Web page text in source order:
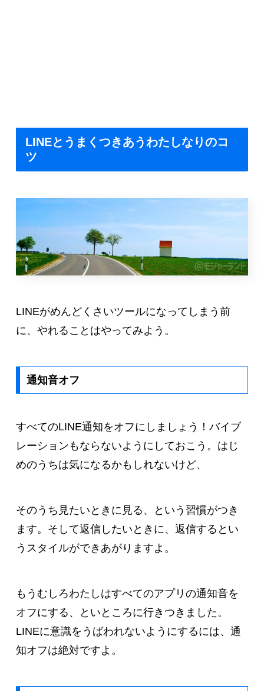
LINEとうまくつきあうわたしなりのコ
ツ
LINEがめんどくさいツールになってしまう前
に、やれることはやってみよう。
通知音オフ
すべてのLINE通知をオフにしましょう！バイブ
レーションもならないようにしておこう。はじ
めのうちは気になるかもしれないけど、
そのうち見たいときに見る、という習慣がつき
ます。そして返信したいときに、返信するとい
うスタイルができあがりますよ。
もうむしろわたしはすべてのアプリの通知音を
オフにする、といところに行きつきました。
LINEに意識をうばわれないようにするには、通
知オフは絶対ですよ。